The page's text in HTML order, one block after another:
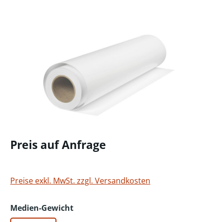
Preis auf Anfrage
Preise exkl. MwSt. zzgl. Versandkosten
Medien-Gewichtauswählen